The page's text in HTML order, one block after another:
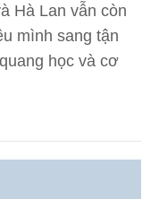
Hà Lan vẫn còn
mình sang tận
học và cơ